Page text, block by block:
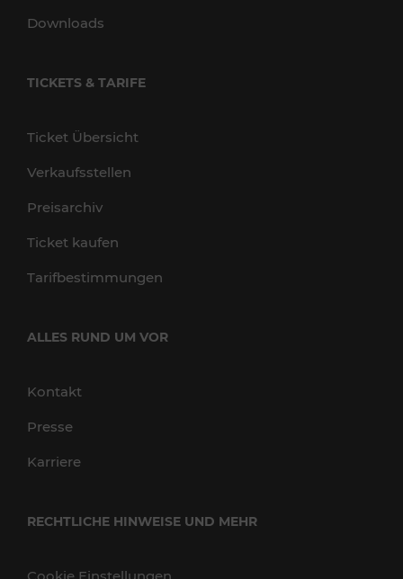
Downloads
TICKETS & TARIFE
Ticket Übersicht
Verkaufsstellen
Preisarchiv
Ticket kaufen
Tarifbestimmungen
ALLES RUND UM VOR
Kontakt
Presse
Karriere
RECHTLICHE HINWEISE UND MEHR